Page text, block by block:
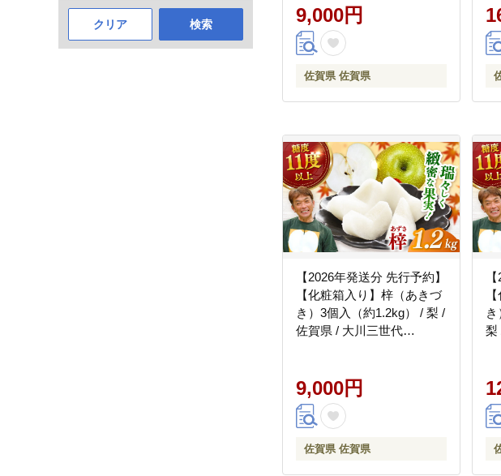
クリア 検索 9,000円
佐賀県 佐賀県
【2026年発送分 先行予約】
【化粧箱入り】梓（あきづ
き）3個入（約1.2kg） / 梨 /
佐賀県 / 大川三世代
9,000円
佐賀県 佐賀県
梨